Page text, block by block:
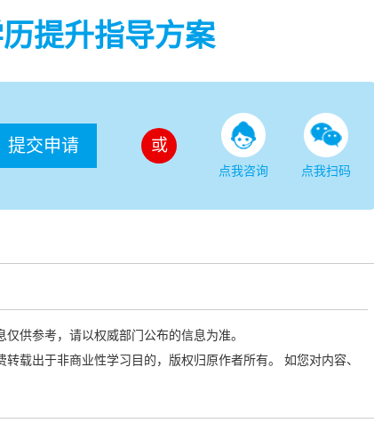
提升指导方案
提交申请 或
点我咨询 点我扫码
供参考，请以权威部门公布的信息为准。
载出于非商业性学习目的，版权归原作者所有。 如您对内容、